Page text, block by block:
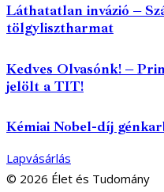
Láthatatlan invázió –
tölgylisztharmat
Kedves Olvasónk! –
jelölt a TIT!
Kémiai Nobel-díj
Lapvásárlás
© 2026 Élet és Tudomány